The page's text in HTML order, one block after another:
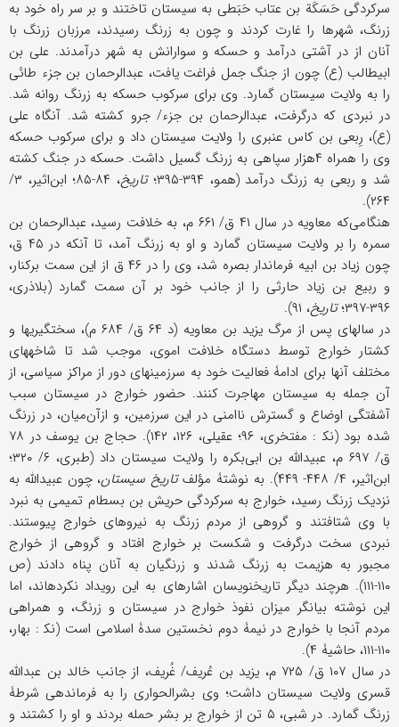
سرکردگی حَسَکَة بن عتاب حَبَطی به سیستان تاختند و بر سر راه خود به
زرنگ، شهرها را غارت کردند و چون به زرنگ رسیدند، مرزبان زرنگ با
آنان از در آشتی درآمد و حسکه و سوارانش به شهر درآمدند. علی ‏بن
ابی‏طالب (ع) چون از جنگ جمل فراغت یافت، عبدالرحمان‏ بن جزء طائی
را به ولایت سیستان گمارد. وی برای سرکوب حسکه به زرنگ روانه شد.
در نبردی که درگرفت، عبدالرحمان بن جزء/ جرو کشته شد. آنگاه علی
(ع)، رِبعی بن کاس عنبری را ولایت سیستان داد و برای سرکوب حسکه
وی را همراه ۴هزار سپاهی به زرنگ گسیل داشت. حسکه در جنگ کشته
شد و ربعی به زرنگ درآمد (همو، ۳۹۴-۳۹۵؛
تاریخ
، ۸۴-۸۵؛ ابن‌اثیر، ۳/
۲۶۴).
هنگامی‌که معاویه در سال ۴۱ ق/ ۶۶۱ م، به خلافت رسید، عبدالرحمان بن
سمره را بر ولایت سیستان گمارد و او به زرنگ آمد، تا آنکه در ۴۵ ق،
چون زیاد بن ابیه فرماندار بصره شد، وی را در ۴۶ ق از این سمت برکنار،
و ربیع بن زیاد حارثی را از جانب خود بر آن سمت گمارد (بلاذری،
۳۹۶-۳۹۷؛
تاریخ، ۹۱).
در سالهای پس از مرگ یزید بن معاویه (د ۶۴ ق/ ۶۸۴ م)، سختگیریها و
کشتار خوارج توسط دستگاه خلافت اموی، موجب شد تا شاخه‏های
مختلف آنها برای ادامۀ فعالیت خود به سرزمینهای دور از مراکز سیاسی، از
آن جمله به سیستان مهاجرت کنند. حضور خوارج در سیستان سبب
آشفتگی اوضاع و گسترش ناامنی در این سرزمین، و ازآن‌میان، در زرنگ
شده بود (نک‍ : مفتخری، ۹۶؛ عقیلی، ۱۲۶، ۱۴۲). حجاج بن یوسف در ۷۸
ق/ ۶۹۷ م، عبیدالله بن ابی‌بکره را ولایت سیستان داد (طبری، ۶/ ۳۲۰؛
ابن‌اثیر، ۴/ ۴۴۸- ۴۴۹). به نوشتۀ مؤلف
تاریخ سیستان، چون عبیدالله به
نزدیک زرنگ رسید، خوارج به سرکردگی حریش بن بسطام تمیمی به نبرد
با وی شتافتند و گروهی از مردم زرنگ به نیروهای خوارج پیوستند.
نبردی سخت درگرفت و شکست بر خوارج افتاد و گروهی از خوارج
مجبور به هزیمت به زرنگ شدند و زرنگیان به آنان پناه دادند (ص
۱۱۰-۱۱۱). هرچند دیگر تاریخ‏نویسان اشاره‏ای به این رویداد نکرده‏اند، اما
این نوشته بیانگر میزان نفوذ خوارج در سیستان و زرنگ، و همراهی
مردم آنجا با خوارج در نیمۀ دوم نخستین سدۀ اسلامی است (نک‍ : بهار،
۱۱۰-۱۱۱، حاشیۀ ۴).
در سال ۱۰۷ ق/ ۷۲۵ م، یزید بن عُریف/ غُریف، از جانب خالد بن عبدالله
قسری ولایت سیستان داشت؛ وی بشرالحواری را به فرماندهی شرطۀ
زرنگ گمارد. در شبی، ۵ تن از خوارج بر بشر حمله بردند و او را کشتند و